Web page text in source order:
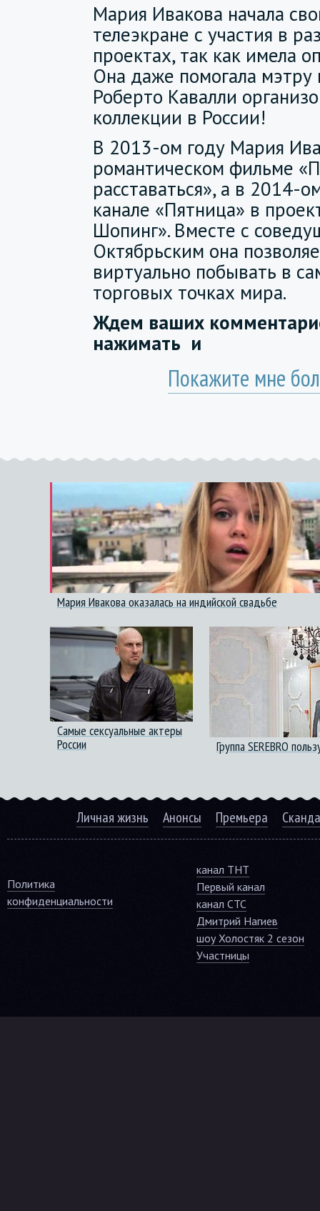
Мария Ивакова начала
телеэкране с участия в
проектах, так как имела
Она даже помогала
Роберто Кавалли
коллекции в России!
В 2013-ом году Мария
романтическом фильме
расставаться», а в 2014-
канале «Пятница» в
Шопинг». Вместе с
Октябрьским она
виртуально побывать в
торговых точках мира.
Ждем ваших
нажимать и
Покажите мне
Мария Ивакова оказалась на индийской свадьбе
Самые сексуальные актеры
России
Группа SEREBRO
Личная жизнь Анонсы Премьера
Политика
конфиденциальности
канал ТНТ
Первый канал
канал СТС
Дмитрий Нагиев
шоу Холостяк 2 сезон
Участницы